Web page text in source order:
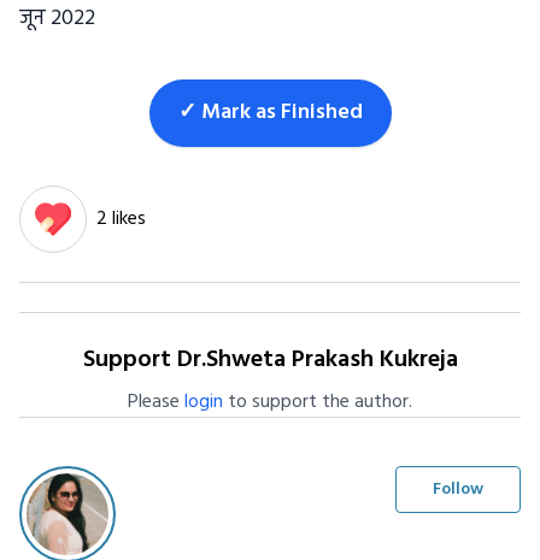
जून 2022
✓ Mark as Finished
2 likes
Support Dr.Shweta Prakash Kukreja
Pleaselogin to support the author.
Follow